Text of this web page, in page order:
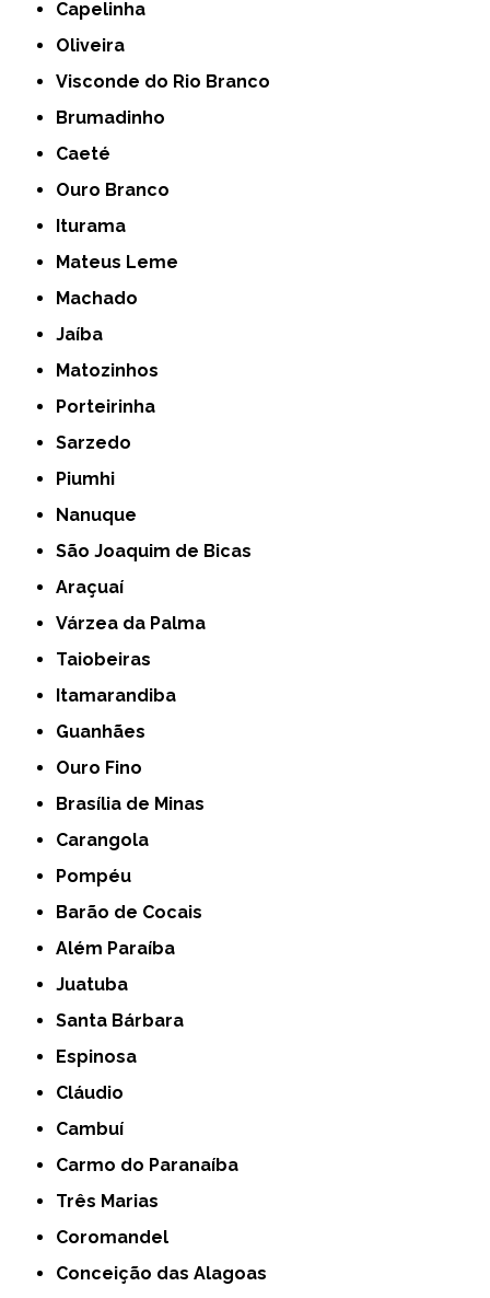
Capelinha
Oliveira
Visconde do Rio Branco
Brumadinho
Caeté
Ouro Branco
Iturama
Mateus Leme
Machado
Jaíba
Matozinhos
Porteirinha
Sarzedo
Piumhi
Nanuque
São Joaquim de Bicas
Araçuaí
Várzea da Palma
Taiobeiras
Itamarandiba
Guanhães
Ouro Fino
Brasília de Minas
Carangola
Pompéu
Barão de Cocais
Além Paraíba
Juatuba
Santa Bárbara
Espinosa
Cláudio
Cambuí
Carmo do Paranaíba
Três Marias
Coromandel
Conceição das Alagoas